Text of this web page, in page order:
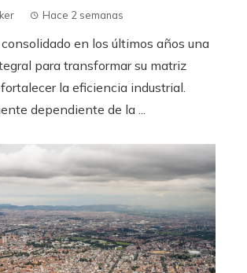
Hace 2 semanas
en los últimos años una
para transformar su matriz
la eficiencia industrial.
dependiente de la ...